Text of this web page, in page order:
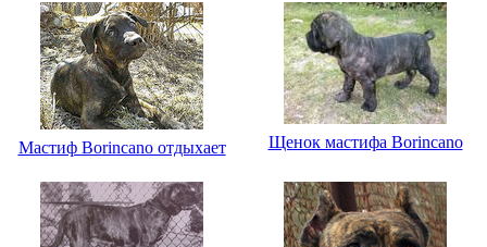
Мастиф Borincano отдыхает Щенок мастифа Borincano